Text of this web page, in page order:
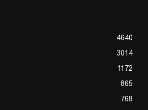
4640
3014
1172
865
768